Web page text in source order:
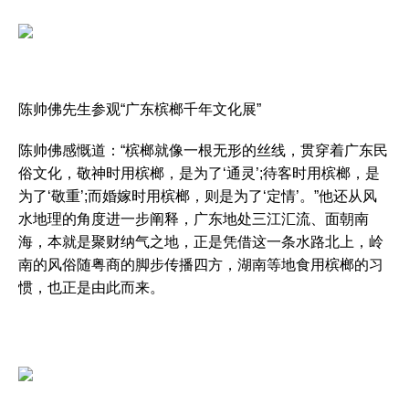
陈帅佛先生参观“广东槟榔千年文化展”
陈帅佛感慨道：“槟榔就像一根无形的丝线，贯穿着广东民
俗文化，敬神时用槟榔，是为了‘通灵’;待客时用槟榔，是
为了‘敬重’;而婚嫁时用槟榔，则是为了‘定情’。”他还从风
水地理的角度进一步阐释，广东地处三江汇流、面朝南
海，本就是聚财纳气之地，正是凭借这一条水路北上，岭
南的风俗随粤商的脚步传播四方，湖南等地食用槟榔的习
惯，也正是由此而来。